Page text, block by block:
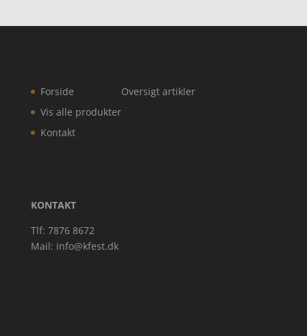
Forside
Vis alle produkter
Kontakt
Oversigt artikler
KONTAKT
Tlf: 7876 8672
Mail: info@kfest.dk